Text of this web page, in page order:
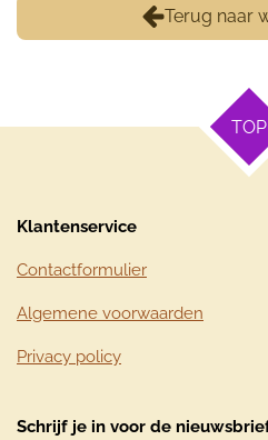
Terug naar
TOP
Klantenservice
Contactformulier
Algemene voorwaarden
Privacy policy
Schrijf je in voor de